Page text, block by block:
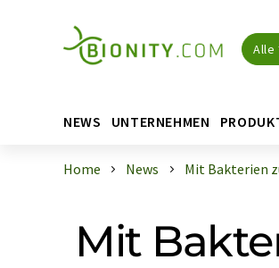
Alle
NEWS UNTERNEHMEN
Home News Mit Bakterien
Mit